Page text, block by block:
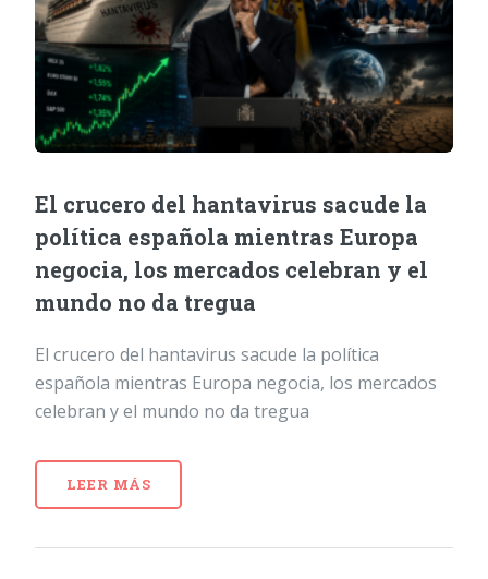
El crucero del hantavirus sacude la
política española mientras Europa
negocia, los mercados celebran y el
mundo no da tregua
El crucero del hantavirus sacude la política
española mientras Europa negocia, los mercados
celebran y el mundo no da tregua
LEER MÁS